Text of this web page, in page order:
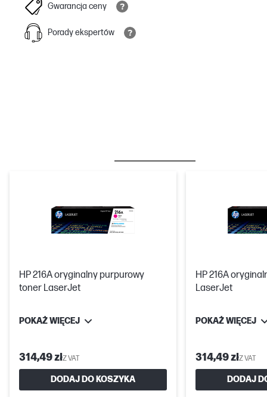
Gwarancja ceny
Porady ekspertów
HP 216A oryginalny purpurowy
toner LaserJet
POKAŻ WIĘCEJ
314,49 złZ VAT
DODAJ DO KOSZYKA
HP 216A
LaserJet
POKAŻ WIĘCEJ
314,49 złZ VAT
DODAJ